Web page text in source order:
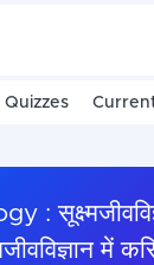
Quizzes
:
में